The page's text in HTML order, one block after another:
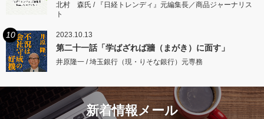
北村 森氏 / 『日経トレンディ』元編集長／商品ジャーナリス
ト
10 2023.10.13
第二十一話「学ばざれば牆（まがき）に面す」
井原隆一 / 埼玉銀行（現・りそな銀行）元専務
新着情報メール